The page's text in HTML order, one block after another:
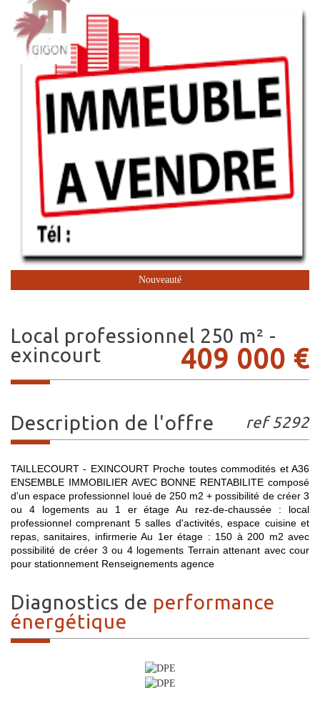
Nouveauté
local professionnel 250 m² -
exincourt
409 000 €
description de l'offre ref 5292
TAILLECOURT - EXINCOURT Proche toutes commodités et A36
ENSEMBLE IMMOBILIER AVEC BONNE RENTABILITE composé
d'un espace professionnel loué de 250 m2 + possibilité de créer 3
ou 4 logements au 1 er étage Au rez-de-chaussée : local
professionnel comprenant 5 salles d'activités, espace cuisine et
repas, sanitaires, infirmerie Au 1er étage : 150 à 200 m2 avec
possibilité de créer 3 ou 4 logements Terrain attenant avec cour
pour stationnement Renseignements agence
diagnostics de performance
énergétique